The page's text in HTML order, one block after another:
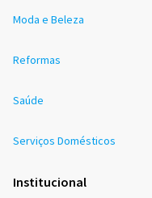
Moda e Beleza
Reformas
Saúde
Serviços Domésticos
Institucional